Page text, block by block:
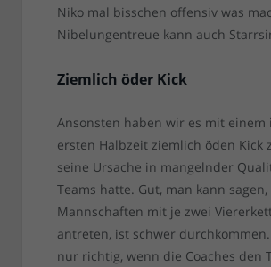
Niko mal bisschen offensiv was
Nibelungentreue kann auch
Ziemlich öder Kick
Ansonsten haben wir es mit einem
ersten Halbzeit ziemlich öden Kick
seine Ursache in mangelnder
Teams hatte. Gut, man kann
Mannschaften mit je zwei
antreten, ist schwer
nur richtig, wenn die Coaches den